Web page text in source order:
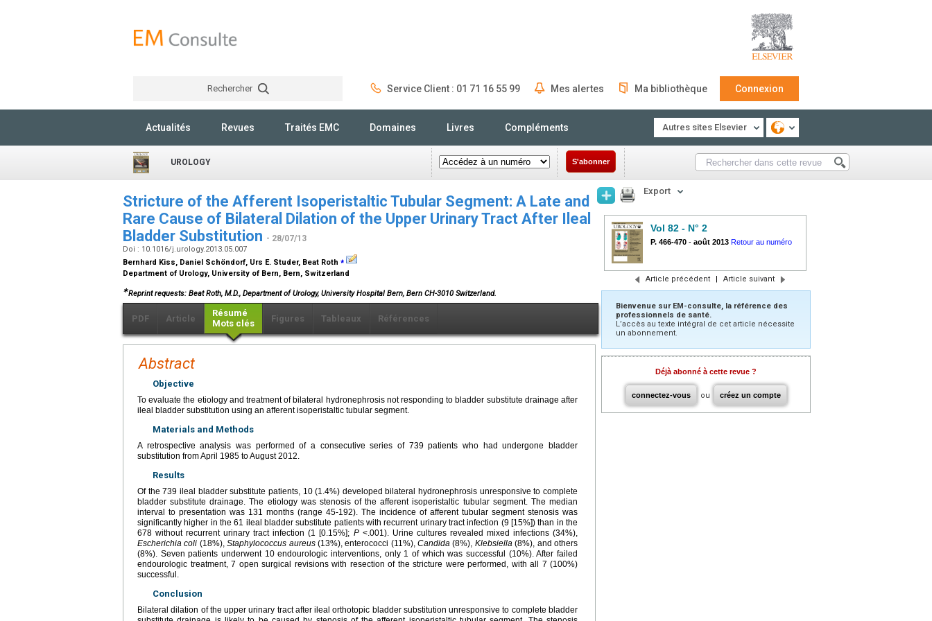
Rechercher Service Client : 01 71 16 55 99 Mes alertes Ma bibliothèque Connexion
Actualités Revues Traités EMC Domaines Livres Compléments Autres sites Elsevier
UROLOGY S'abonner
Stricture of the Afferent Isoperistaltic Tubular Segment: A Late and
Rare Cause of Bilateral Dilation of the Upper Urinary Tract After Ileal
Bladder Substitution - 28/07/13
Doi : 10.1016/j.urology.2013.05.007
Bernhard Kiss, Daniel Schöndorf, Urs E. Studer, Beat Roth ⁎
Department of Urology, University of Bern, Bern, Switzerland
∗Reprint requests: Beat Roth, M.D., Department of Urology, University Hospital Bern, Bern CH-3010 Switzerland.
PDF Article
Résumé
Mots clés
Figures Tableaux Références
Abstract
Objective
To evaluate the etiology and treatment of bilateral hydronephrosis not responding to bladder substitute drainage after
ileal bladder substitution using an afferent isoperistaltic tubular segment.
Materials and Methods
A retrospective analysis was performed of a consecutive series of 739 patients who had undergone bladder
substitution from April 1985 to August 2012.
Results
Of the 739 ileal bladder substitute patients, 10 (1.4%) developed bilateral hydronephrosis unresponsive to complete
bladder substitute drainage. The etiology was stenosis of the afferent isoperistaltic tubular segment. The median
interval to presentation was 131 months (range 45-192). The incidence of afferent tubular segment stenosis was
significantly higher in the 61 ileal bladder substitute patients with recurrent urinary tract infection (9 [15%]) than in the
678 without recurrent urinary tract infection (1 [0.15%]; P<.001). Urine cultures revealed mixed infections (34%),
Escherichia coli (18%),Staphylococcus aureus(13%), enterococci (11%),Candida (8%), Klebsiella(8%), and others
(8%). Seven patients underwent 10 endourologic interventions, only 1 of which was successful (10%). After failed
endourologic treatment, 7 open surgical revisions with resection of the stricture were performed, with all 7 (100%)
successful.
Conclusion
Bilateral dilation of the upper urinary tract after ileal orthotopic bladder substitution unresponsive to complete bladder
Export
Vol 82 - N° 2
P. 466-470 - août 2013 Retour au numéro
Article précédent | Article suivant
Bienvenue sur EM-consulte, la référence des
professionnels de santé.
L’accès au texte intégral de cet article nécessite
un abonnement.
Déjà abonné à cette revue ?
connectez-vous ou créez un compte